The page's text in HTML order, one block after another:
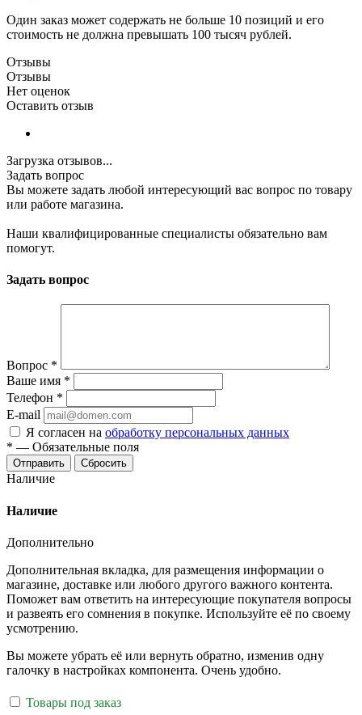
Один заказ может содержать не больше 10 позиций и его
стоимость не должна превышать 100 тысяч рублей.
Отзывы
Отзывы
Нет оценок
Оставить отзыв
Загрузка отзывов...
Задать вопрос
Вы можете задать любой интересующий вас вопрос по товару
или работе магазина.
Наши квалифицированные специалисты обязательно вам
помогут.
Задать вопрос
Вопрос *
Ваше имя *
Телефон *
E-mail
Я согласен на обработку персональных данных
* — Обязательные поля
Отправить Сбросить
Наличие
Наличие
Дополнительно
Дополнительная вкладка, для размещения информации о
магазине, доставке или любого другого важного контента.
Поможет вам ответить на интересующие покупателя вопросы
и развеять его сомнения в покупке. Используйте её по своему
усмотрению.
Вы можете убрать её или вернуть обратно, изменив одну
галочку в настройках компонента. Очень удобно.
Товары под заказ